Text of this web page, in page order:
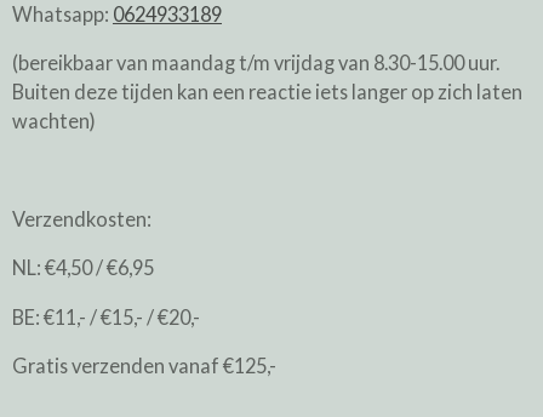
Whatsapp: 0624933189
(bereikbaar van maandag t/m vrijdag van 8.30-15.00 uur.
Buiten deze tijden kan een reactie iets langer op zich laten
wachten)
Verzendkosten:
NL: €4,50 / €6,95
BE: €11,- / €15,- / €20,-
Gratis verzenden vanaf €125,-